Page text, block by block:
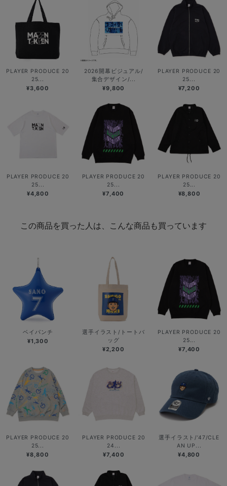
PLAYER PRODUCE 20
25...
¥3,600
2026開幕ビジュアル/
集合デザイン/...
¥9,800
PLAYER PRODUCE 20
25...
¥7,200
PLAYER PRODUCE 20
25...
¥4,800
PLAYER PRODUCE 20
25...
¥7,400
PLAYER PRODUCE 20
25...
¥8,800
この商品を買った人は、こんな商品も買っています
ベイパンチ
¥1,300
選手イラスト/トートバ
ッグ
¥2,200
PLAYER PRODUCE 20
25...
¥7,400
PLAYER PRODUCE 20
25...
¥8,800
PLAYER PRODUCE 20
24...
¥7,400
選手イラスト/’47/CLE
AN UP...
¥4,800